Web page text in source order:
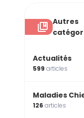
Autres
Actualités
599articles
Maladies
126articles